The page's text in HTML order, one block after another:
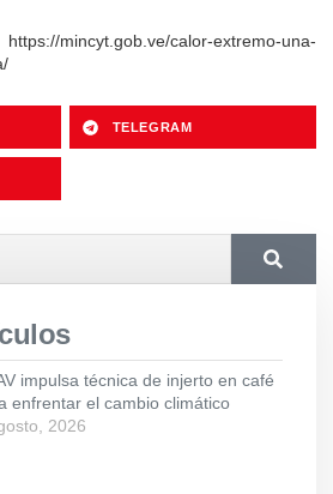
https://mincyt.gob.ve/calor-extremo-una-
TELEGRAM
impulsa técnica de injerto en café
enfrentar el cambio climático
2026